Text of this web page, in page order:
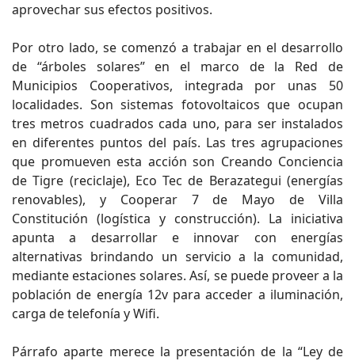
aprovechar sus efectos positivos.
Por otro lado, se comenzó a trabajar en el desarrollo
de “árboles solares” en el marco de la Red de
Municipios Cooperativos, integrada por unas 50
localidades. Son sistemas fotovoltaicos que ocupan
tres metros cuadrados cada uno, para ser instalados
en diferentes puntos del país. Las tres agrupaciones
que promueven esta acción son Creando Conciencia
de Tigre (reciclaje), Eco Tec de Berazategui (energías
renovables), y Cooperar 7 de Mayo de Villa
Constitución (logística y construcción). La iniciativa
apunta a desarrollar e innovar con energías
alternativas brindando un servicio a la comunidad,
mediante estaciones solares. Así, se puede proveer a la
población de energía 12v para acceder a iluminación,
carga de telefonía y Wifi.
Párrafo aparte merece la presentación de la “Ley de